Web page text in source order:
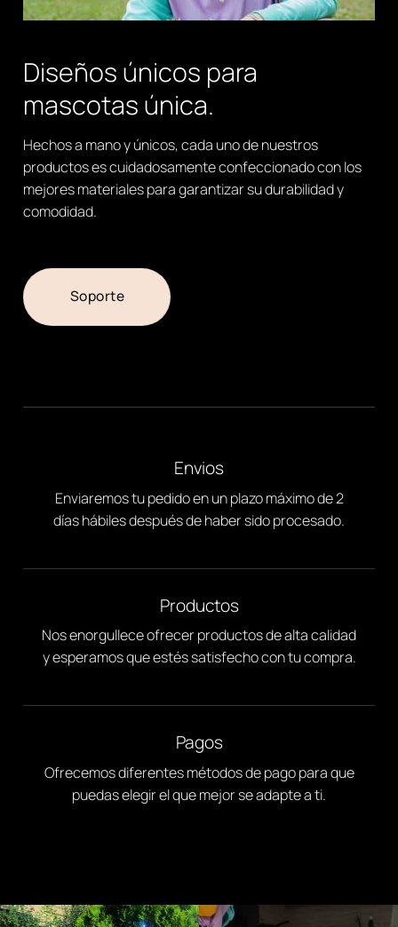
Diseños únicos para
mascotas única.
Hechos a mano y únicos, cada uno de nuestros
productos es cuidadosamente confeccionado con los
mejores materiales para garantizar su durabilidad y
comodidad.
Soporte
Envios
Enviaremos tu pedido en un plazo máximo de 2
días hábiles después de haber sido procesado.
Productos
Nos enorgullece ofrecer productos de alta calidad
y esperamos que estés satisfecho con tu compra.
Pagos
Ofrecemos diferentes métodos de pago para que
puedas elegir el que mejor se adapte a ti.